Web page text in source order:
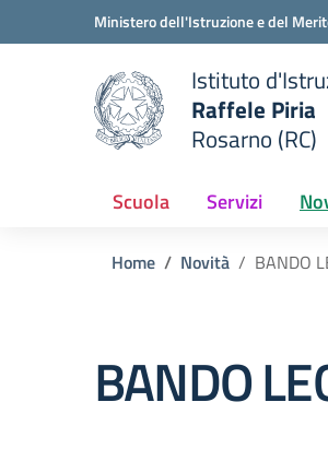
Ministero dell'Istruzione e del
scuola
Istituto
Raffele Piria
Rosarno (RC)
Scuola Servizi
Home Novità BANDO
BANDO